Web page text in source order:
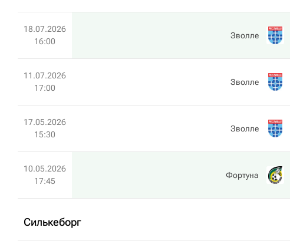
18.07.2026
16:00
Зволле
11.07.2026
17:00
Зволле
17.05.2026
15:30
Зволле
10.05.2026
17:45
Фортуна
Силькеборг